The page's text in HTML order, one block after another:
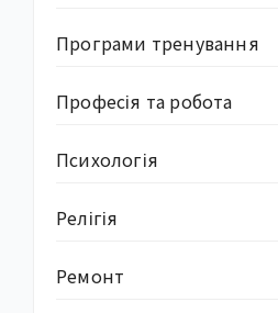
Програми тренування
Професія та робота
Психологія
Релігія
Ремонт